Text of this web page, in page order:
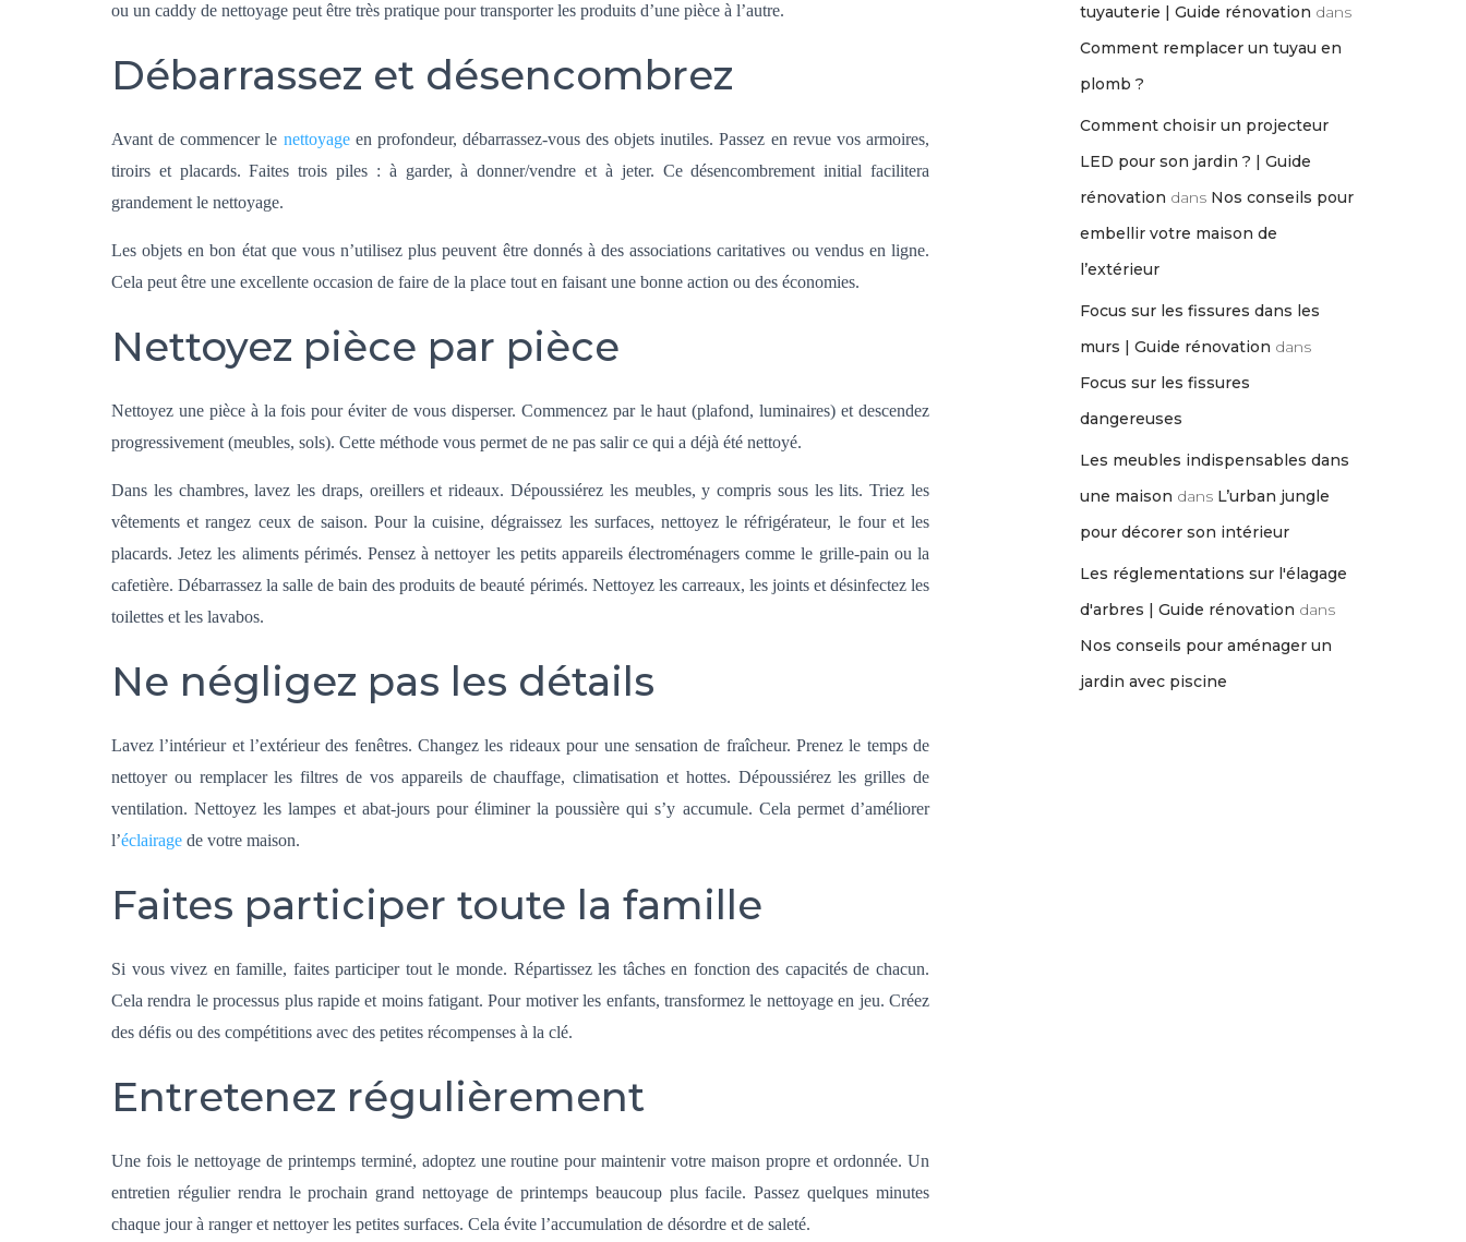
ou un caddy de nettoyage peut être très pratique pour transporter les produits d’une pièce à l’autre.
Débarrassez et désencombrez
Avant de commencer le nettoyageen profondeur, débarrassez-vous des objets inutiles. Passez en revue vos armoires,
tiroirs et placards. Faites trois piles : à garder, à donner/vendre et à jeter. Ce désencombrement initial facilitera
grandement le nettoyage.
Les objets en bon état que vous n’utilisez plus peuvent être donnés à des associations caritatives ou vendus en ligne.
Cela peut être une excellente occasion de faire de la place tout en faisant une bonne action ou des économies.
Nettoyez pièce par pièce
Nettoyez une pièce à la fois pour éviter de vous disperser. Commencez par le haut (plafond, luminaires) et descendez
progressivement (meubles, sols). Cette méthode vous permet de ne pas salir ce qui a déjà été nettoyé.
Dans les chambres, lavez les draps, oreillers et rideaux. Dépoussiérez les meubles, y compris sous les lits. Triez les
vêtements et rangez ceux de saison. Pour la cuisine, dégraissez les surfaces, nettoyez le réfrigérateur, le four et les
placards. Jetez les aliments périmés. Pensez à nettoyer les petits appareils électroménagers comme le grille-pain ou la
cafetière. Débarrassez la salle de bain des produits de beauté périmés. Nettoyez les carreaux, les joints et désinfectez les
toilettes et les lavabos.
Ne négligez pas les détails
Lavez l’intérieur et l’extérieur des fenêtres. Changez les rideaux pour une sensation de fraîcheur. Prenez le temps de
nettoyer ou remplacer les filtres de vos appareils de chauffage, climatisation et hottes. Dépoussiérez les grilles de
ventilation. Nettoyez les lampes et abat-jours pour éliminer la poussière qui s’y accumule. Cela permet d’améliorer
l’éclairage de votre maison.
Faites participer toute la famille
Si vous vivez en famille, faites participer tout le monde. Répartissez les tâches en fonction des capacités de chacun.
Cela rendra le processus plus rapide et moins fatigant. Pour motiver les enfants, transformez le nettoyage en jeu. Créez
des défis ou des compétitions avec des petites récompenses à la clé.
Entretenez régulièrement
Une fois le nettoyage de printemps terminé, adoptez une routine pour maintenir votre maison propre et ordonnée. Un
entretien régulier rendra le prochain grand nettoyage de printemps beaucoup plus facile. Passez quelques minutes
chaque jour à ranger et nettoyer les petites surfaces. Cela évite l’accumulation de désordre et de saleté.
tuyauterie | Guide rénovation dans
Comment remplacer un tuyau en
plomb ?
Comment choisir un projecteur
LED pour son jardin ? | Guide
rénovation dans Nos conseils pour
embellir votre maison de
l’extérieur
Focus sur les fissures dans les
murs | Guide rénovation dans
Focus sur les fissures
dangereuses
Les meubles indispensables dans
une maison dans L’urban jungle
pour décorer son intérieur
Les réglementations sur l'élagage
d'arbres | Guide rénovation dans
Nos conseils pour aménager un
jardin avec piscine